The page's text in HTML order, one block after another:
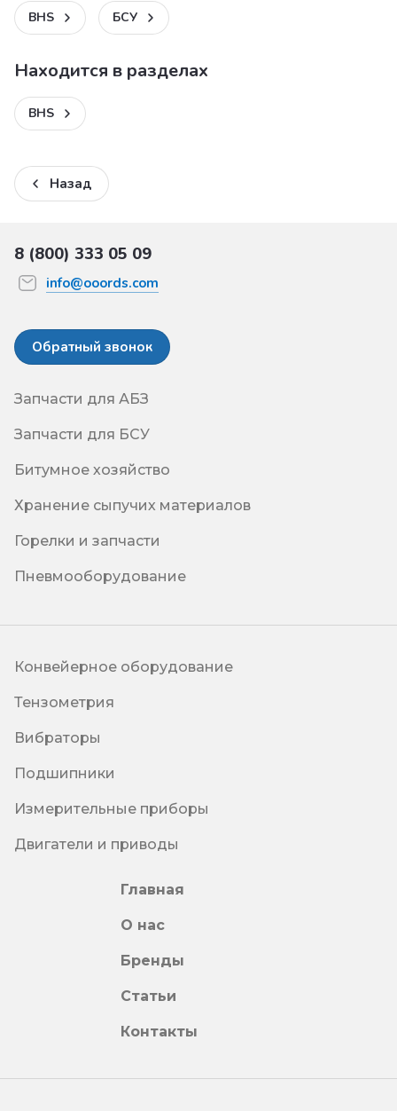
BHS БСУ
Находится в разделах
BHS
Назад
8 (800) 333 05 09
info@ooords.com
Обратный звонок
Запчасти для АБЗ
Запчасти для БСУ
Битумное хозяйство
Хранение сыпучих материалов
Горелки и запчасти
Пневмооборудование
Конвейерное оборудование
Тензометрия
Вибраторы
Подшипники
Измерительные приборы
Двигатели и приводы
Главная
О нас
Бренды
Статьи
Контакты